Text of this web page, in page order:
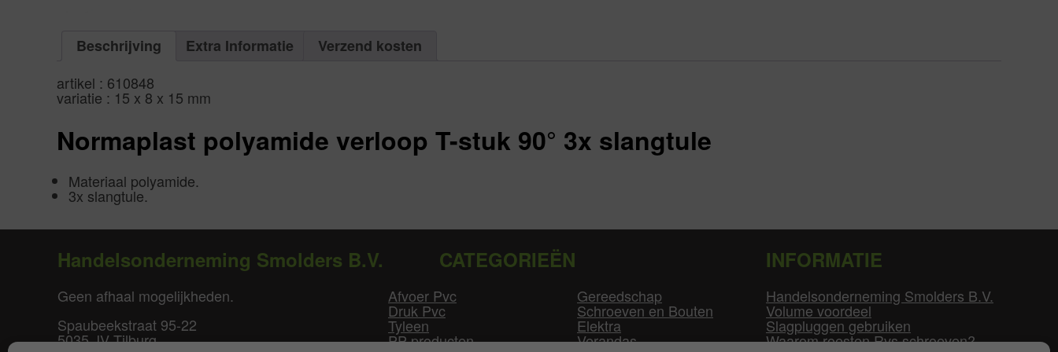
Beschrijving Extra Informatie
Verzend kosten
artikel : 610848
variatie : 15 x 8 x 15 mm
Normaplast polyamide verloop T-stuk 90° 3x slangtule
Materiaal polyamide.
3x slangtule.
Handelsonderneming Smolders B.V.
Geen afhaal mogelijkheden.
Spaubeekstraat 95-22
5035 JV Tilburg
CATEGORIEËN
Afvoer Pvc
Druk Pvc
Tyleen
PP producten
Gereedschap
Schroeven en Bouten
Elektra
Verandas
INFORMATIE
Handelsonderneming Smolders B.V.
Volume voordeel
Slagpluggen gebruiken
Waarom roesten Rvs schroeven?